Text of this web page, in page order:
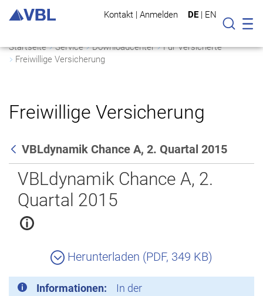
Kontakt | Anmelden DE | EN
Suche
Startseite Service Downloadcenter
Für Versicherte
Freiwillige Versicherung
Freiwillige Versicherung
Zurück
VBLdynamik Chance A, 2. Quartal 2015
VBLdynamik Chance A, 2.
Quartal 2015
Herunterladen (PDF, 349 KB)
Informationen:
In der